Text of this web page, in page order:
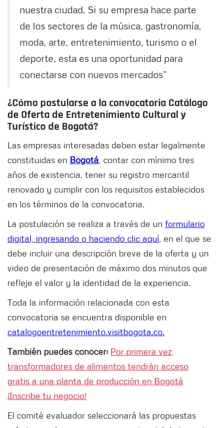
nuestra ciudad. Si su empresa hace parte
de los sectores de la música, gastronomía,
moda, arte, entretenimiento, turismo o el
deporte, esta es una oportunidad para
conectarse con nuevos mercados”
¿Cómo postularse a la convocatoria Catálogo
de Oferta de Entretenimiento Cultural y
Turístico de Bogotá?
Las empresas interesadas deben estar legalmente
constituidas en Bogotá , contar con mínimo tres
años de existencia, tener su registro mercantil
renovado y cumplir con los requisitos establecidos
en los términos de la convocatoria.
La postulación se realiza a través de un formulario
digital, ingresando o haciendo clic aquí , en el que se
debe incluir una descripción breve de la oferta y un
video de presentación de máximo dos minutos que
refleje el valor y la identidad de la experiencia.
Toda la información relacionada con esta
convocatoria se encuentra disponible en
catalogoentretenimiento.visitbogota.co.
También puedes conocer: Por primera vez,
transformadores de alimentos tendrán acceso
gratis a una planta de producción en Bogotá
¡Inscribe tu negocio!
El comité evaluador seleccionará las propuestas